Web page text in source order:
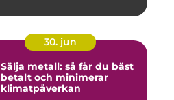
30. jun
Sälja metall: så får du bäst
betalt och minimerar
klimatpåverkan